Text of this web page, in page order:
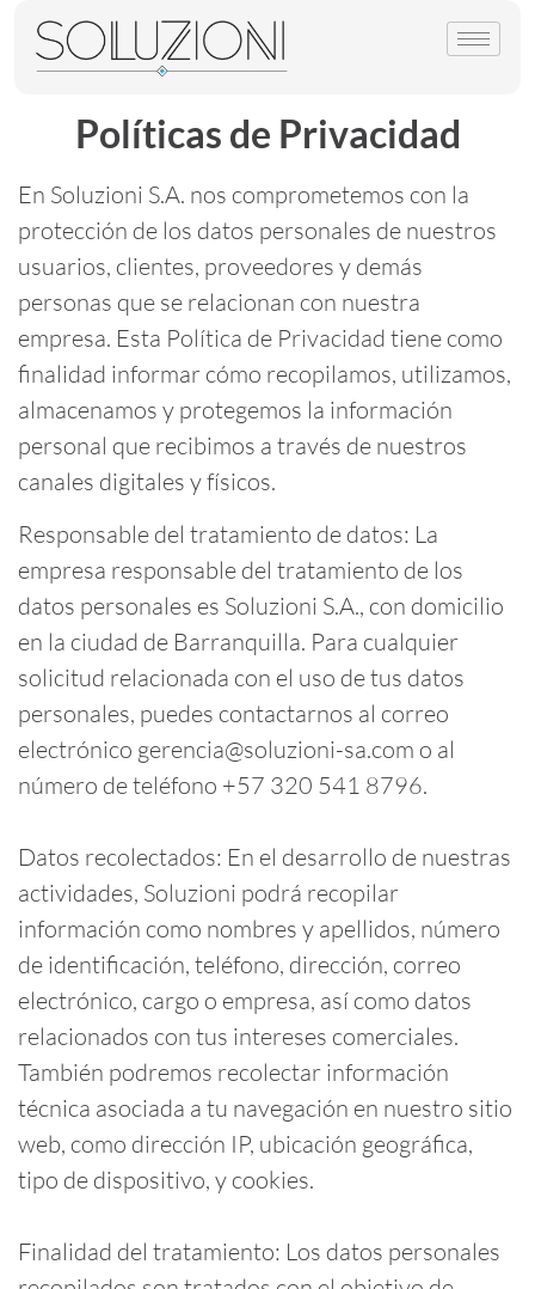
Políticas de Privacidad
En Soluzioni S.A. nos comprometemos con la
protección de los datos personales de nuestros
usuarios, clientes, proveedores y demás
personas que se relacionan con nuestra
empresa. Esta Política de Privacidad tiene como
finalidad informar cómo recopilamos, utilizamos,
almacenamos y protegemos la información
personal que recibimos a través de nuestros
canales digitales y físicos.
Responsable del tratamiento de datos: La
empresa responsable del tratamiento de los
datos personales es Soluzioni S.A., con domicilio
en la ciudad de Barranquilla. Para cualquier
solicitud relacionada con el uso de tus datos
personales, puedes contactarnos al correo
electrónico gerencia@soluzioni-sa.com o al
número de teléfono +57 320 541 8796.
Datos recolectados: En el desarrollo de nuestras
actividades, Soluzioni podrá recopilar
información como nombres y apellidos, número
de identificación, teléfono, dirección, correo
electrónico, cargo o empresa, así como datos
relacionados con tus intereses comerciales.
También podremos recolectar información
técnica asociada a tu navegación en nuestro sitio
web, como dirección IP, ubicación geográfica,
tipo de dispositivo, y cookies.
Finalidad del tratamiento: Los datos personales